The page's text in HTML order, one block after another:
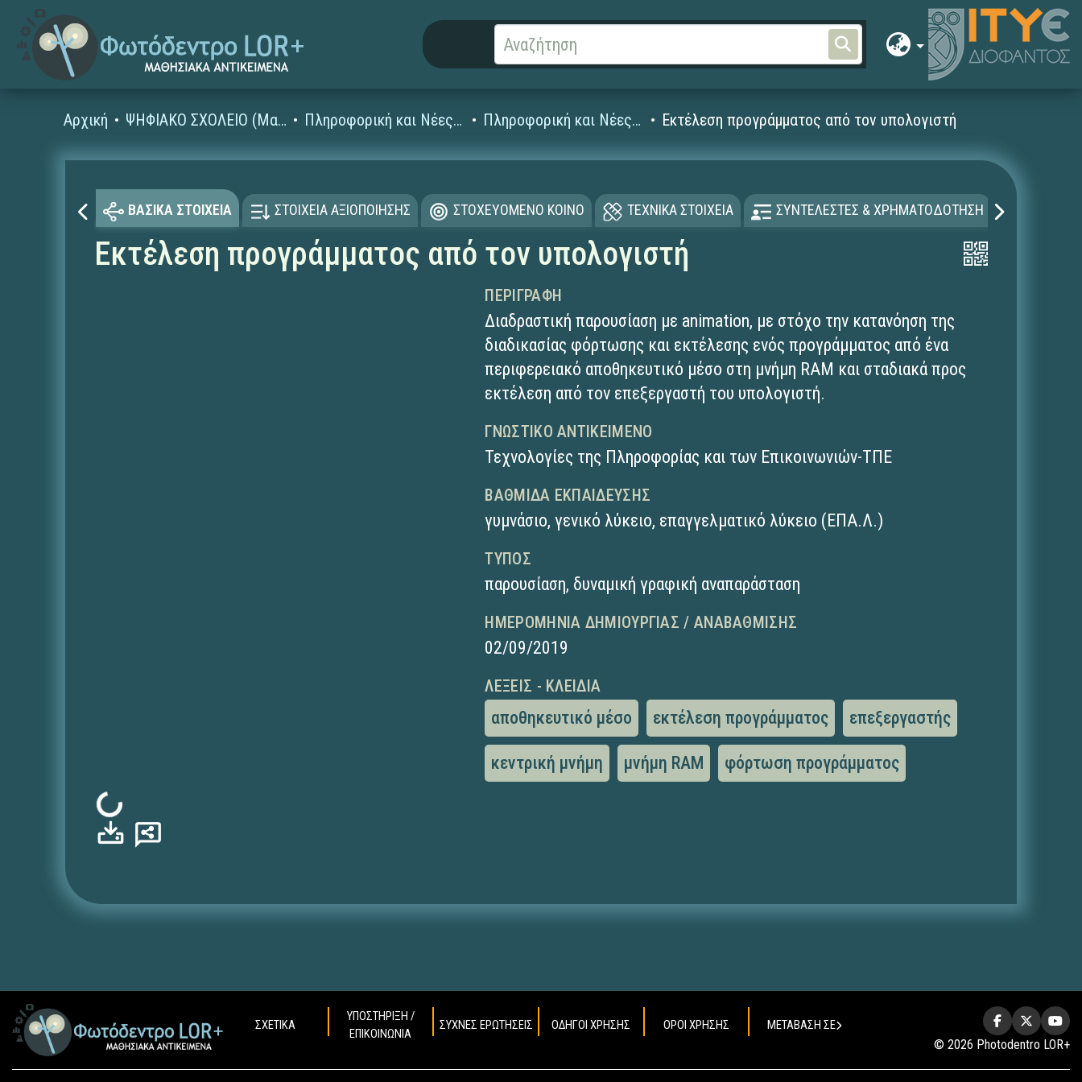
Αρχική ΨΗΦΙΑΚΟ ΣΧΟΛΕΙΟ (Μαθησιακά Αντικείμενα) Πληροφορική και Νέες Τεχνολογίες Πληροφορική και Νέες Τεχνολογίες Γυμνασίου Εκτέλεση προγράμματος από τον υπολογιστή
ΒΑΣΙΚΑ ΣΤΟΙΧΕΙΑ ΣΤΟΙΧΕΙΑ ΑΞΙΟΠΟΙΗΣΗΣ ΣΤΟΧΕΥΟΜΕΝΟ ΚΟΙΝΟ ΤΕΧΝΙΚΑ ΣΤΟΙΧΕΙΑ ΣΥΝΤΕΛΕΣΤΕΣ & ΧΡΗΜΑΤΟΔΟΤΗΣΗ
Εκτέλεση προγράμματος από τον υπολογιστή
Φόρτωση...
ΠΕΡΙΓΡΑΦΉ
Διαδραστική παρουσίαση με animation, με στόχο την κατανόηση της
διαδικασίας φόρτωσης και εκτέλεσης ενός προγράμματος από ένα
περιφερειακό αποθηκευτικό μέσο στη μνήμη RAM και σταδιακά προς
εκτέλεση από τον επεξεργαστή του υπολογιστή.
ΓΝΩΣΤΙΚΌ ΑΝΤΙΚΕΊΜΕΝΟ
Τεχνολογίες της Πληροφορίας και των Επικοινωνιών-ΤΠΕ
ΒΑΘΜΊΔΑ ΕΚΠΑΊΔΕΥΣΗΣ
γυμνάσιο,γενικό λύκειο, επαγγελματικό λύκειο (ΕΠΑ.Λ.)
ΤΎΠΟΣ
παρουσίαση, δυναμική γραφική αναπαράσταση
ΗΜΕΡΟΜΗΝΊΑ ΔΗΜΙΟΥΡΓΊΑΣ / ΑΝΑΒΆΘΜΙΣΗΣ
02/09/2019
ΛΈΞΕΙΣ - ΚΛΕΙΔΙΆ
αποθηκευτικό μέσο εκτέλεση προγράμματος επεξεργαστής
κεντρική μνήμη μνήμη RAM φόρτωση προγράμματος
ΣΧΕΤΙΚΑ
ΥΠΟΣΤΗΡΙΞΗ /
ΕΠΙΚΟΙΝΩΝΙΑ
ΣΥΧΝΕΣ ΕΡΩΤΗΣΕΙΣ ΟΔΗΓΟΙ ΧΡΗΣΗΣ ΟΡΟΙ ΧΡΗΣΗΣ ΜΕΤΑΒΑΣΗ ΣΕ
© 2026 Photodentro LOR+